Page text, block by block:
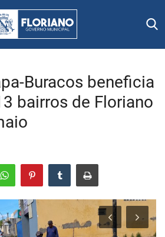
Buracos beneficia
bairros de Floriano